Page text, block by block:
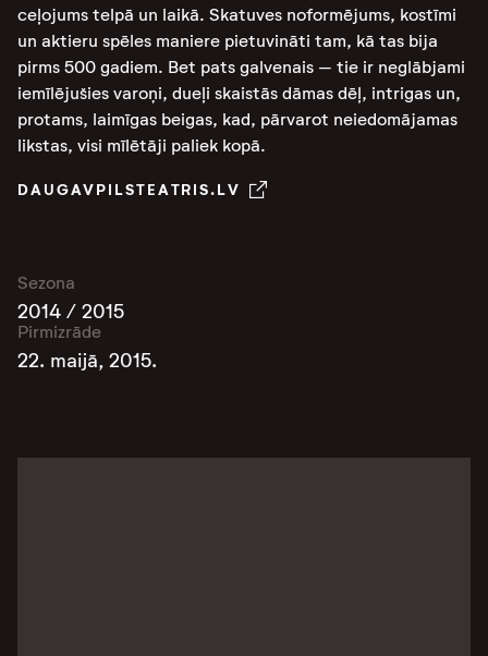
ceļojums telpā un laikā. Skatuves noformējums, kostīmi
un aktieru spēles maniere pietuvināti tam, kā tas bija
pirms 500 gadiem. Bet pats galvenais – tie ir neglābjami
iemīlējušies varoņi, dueļi skaistās dāmas dēļ, intrigas un,
protams, laimīgas beigas, kad, pārvarot neiedomājamas
likstas, visi mīlētāji paliek kopā.
DAUGAVPILSTEATRIS.LV
Sezona
2014 / 2015
Pirmizrāde
22. maijā, 2015.